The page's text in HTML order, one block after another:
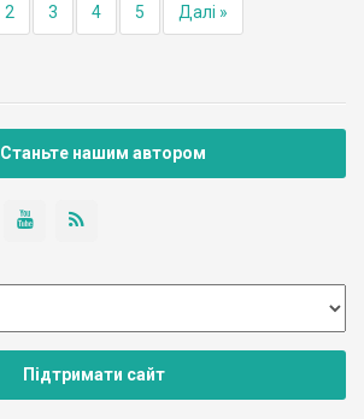
2 3 4 5 Далі »
Станьте нашим автором
Підтримати сайт